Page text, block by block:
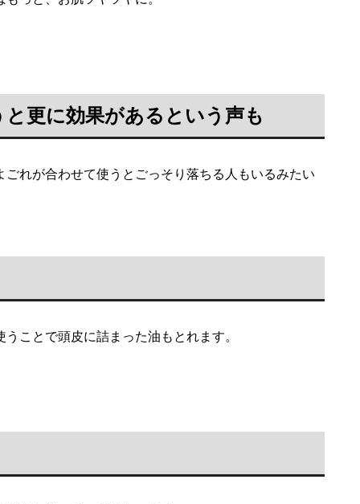
更に効果があるという声も
れが合わせて使うとごっそり落ちる人もいるみたい
ことで頭皮に詰まった油もとれます。